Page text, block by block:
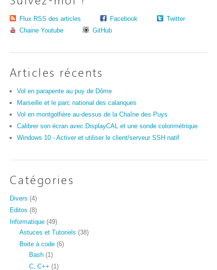
Flux RSS des articles Facebook
Twitter
Chaine Youtube
GitHub
Articles récents
Vol en parapente au puy de Dôme
Marseille et le parc national des calanques
Vol en montgolfière au-dessus de la Chaîne des Puys
Calibrer son écran avec DisplayCAL et une sonde colorimétrique
Windows 10 - Activer et utiliser le client/serveur SSH natif
Catégories
Divers (4)
Editos (8)
Informatique (49)
Astuces et Tutoriels (38)
Boite à code (6)
Bash (1)
C, C++ (1)